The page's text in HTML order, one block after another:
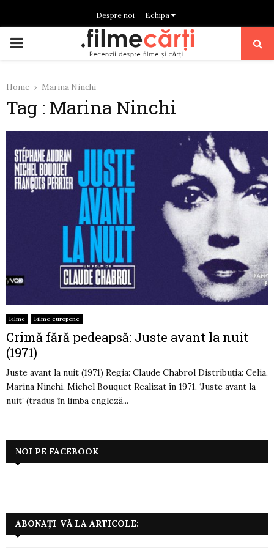
Despre noi Echipa
PRIMARY
Home Marina Ninchi
Tag : Marina Ninchi
Filme Filme europene
Crimă fără pedeapsă: Juste avant la nuit
(1971)
Juste avant la nuit (1971) Regia: Claude Chabrol Distribuția: Celia,
Marina Ninchi, Michel Bouquet Realizat în 1971, ‘Juste avant la
nuit’ (tradus în limba engleză...
NOI PE FACEBOOK
ABONAȚI-VĂ LA ARTICOLE: